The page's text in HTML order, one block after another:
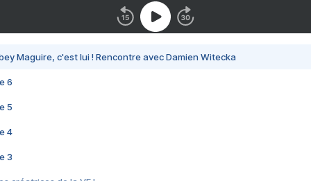
Maguire, c'est lui ! Rencontre avec Damien Witecka
6
5
4
3